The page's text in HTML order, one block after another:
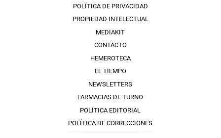
POLÍTICA DE PRIVACIDAD
PROPIEDAD INTELECTUAL
MEDIAKIT
CONTACTO
HEMEROTECA
EL TIEMPO
NEWSLETTERS
FARMACIAS DE TURNO
POLÍTICA EDITORIAL
POLÍTICA DE CORRECCIONES